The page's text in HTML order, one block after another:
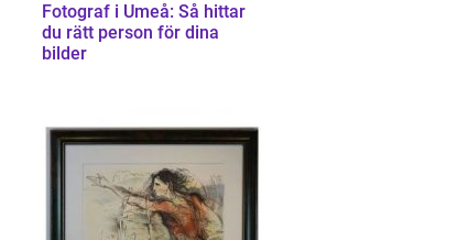
Fotograf i Umeå: Så hittar
du rätt person för dina
bilder